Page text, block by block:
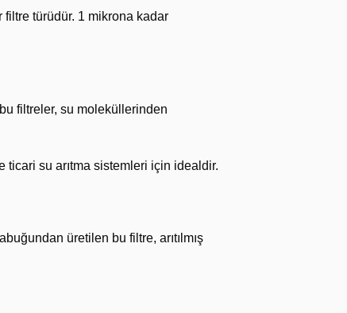
filtre türüdür. 1 mikrona kadar
filtreler, su moleküllerinden
su arıtma sistemleri için idealdir.
üretilen bu filtre, arıtılmış